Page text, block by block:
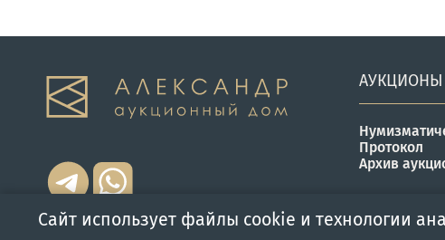
АУКЦИОНЫ
Протокол
Архив
Сайт использует файлы cookie и технологии